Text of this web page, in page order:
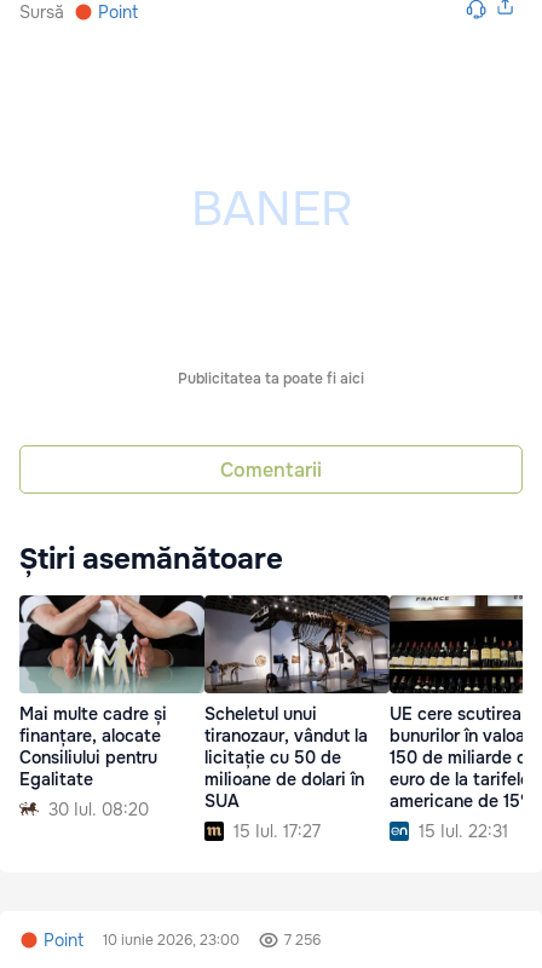
Sursă Point
Publicitatea ta poate fi aici
Comentarii
Știri asemănătoare
Mai multe cadre și
finanțare, alocate
Consiliului pentru
Egalitate
30 Iul. 08:20
Scheletul unui
tiranozaur, vândut la
licitație cu 50 de
milioane de dolari în
SUA
15 Iul. 17:27
UE cere scutirea
bunurilor în
150 de miliarde de
euro de la tarifele
americane de 15%
15 Iul. 22:31
Point 10 iunie 2026, 23:00 7 256